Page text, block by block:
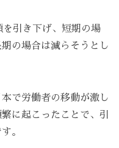
引き下げ、短期の場
の場合は減らそうとし
で労働者の移動が激し
に起こったことで、引
。